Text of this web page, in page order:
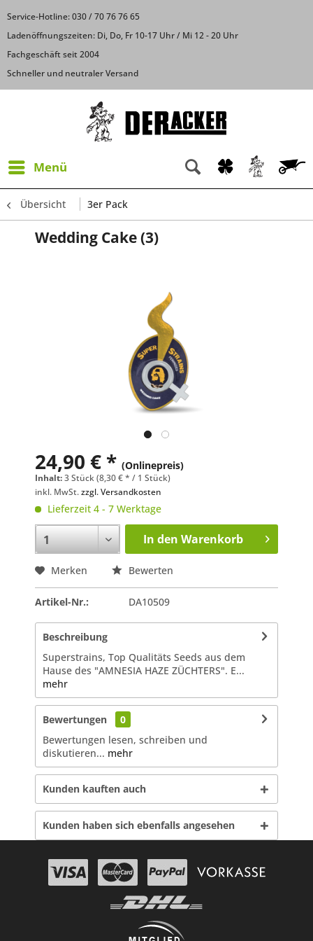
Service-Hotline: 030 / 70 76 76 65
Ladenöffnungszeiten: Di, Do, Fr 10-17 Uhr / Mi 12 - 20 Uhr
Fachgeschäft seit 2004
Schneller und neutraler Versand
Menü
Übersicht 3er Pack
Wedding Cake (3)
24,90 € * (Onlinepreis)
Inhalt:3 Stück (8,30 € * / 1 Stück)
inkl. MwSt.zzgl. Versandkosten
Lieferzeit 4 - 7 Werktage
In den Warenkorb
Merken Bewerten
Artikel-Nr.: DA10509
Beschreibung
Superstrains, Top Qualitäts Seeds aus dem
Hause des "AMNESIA HAZE ZÜCHTERS". E...
mehr
Bewertungen
0
Bewertungen lesen, schreiben und
diskutieren... mehr
Kunden kauften auch
Kunden haben sich ebenfalls angesehen